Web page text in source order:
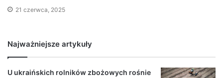
21 czerwca, 2025
Najważniejsze artykuły
U ukraińskich rolników zbożowych rośnie